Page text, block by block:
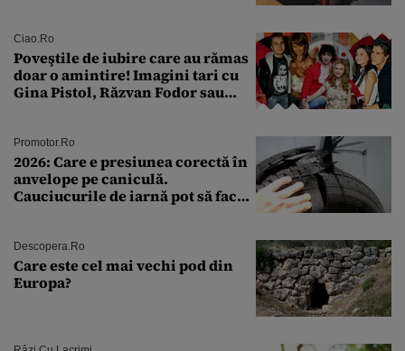
Ciao.ro
Poveştile de iubire care au rămas
doar o amintire! Imagini tari cu
Gina Pistol, Răzvan Fodor sau
Promotor.ro
2026: Care e presiunea corectă în
anvelope pe caniculă.
Cauciucurile de iarnă pot să facă
Descopera.ro
Care este cel mai vechi pod din
Europa?